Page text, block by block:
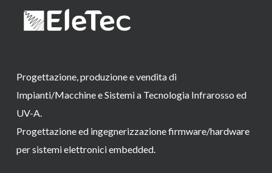
Progettazione, produzione e vendita di
Impianti/Macchine e Sistemi a Tecnologia Infrarosso ed
UV-A.
Progettazione ed ingegnerizzazione firmware/hardware
per sistemi elettronici embedded.